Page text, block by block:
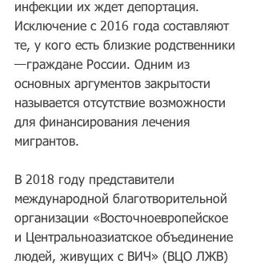
инфекции их ждет депортация.
Исключение с 2016 года составляют
те, у кого есть близкие родственники
—граждане России. Одним из
основных аргументов закрытости
называется отсутствие возможности
для финансирования лечения
мигрантов.
В 2018 году представители
международной благотворительной
организации «Восточноевропейское
и Центральноазиатское объединение
людей, живущих с ВИЧ» (ВЦО ЛЖВ)